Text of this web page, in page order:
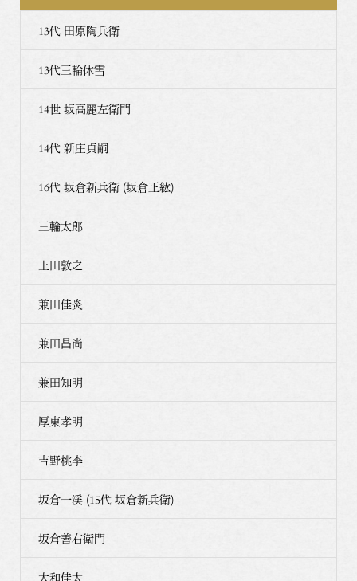
13代 田原陶兵衛
13代三輪休雪
14世 坂高麗左衛門
14代 新庄貞嗣
16代 坂倉新兵衛 (坂倉正紘)
三輪太郎
上田敦之
兼田佳炎
兼田昌尚
兼田知明
厚東孝明
吉野桃李
坂倉一渓 (15代 坂倉新兵衛)
坂倉善右衛門
大和佳太